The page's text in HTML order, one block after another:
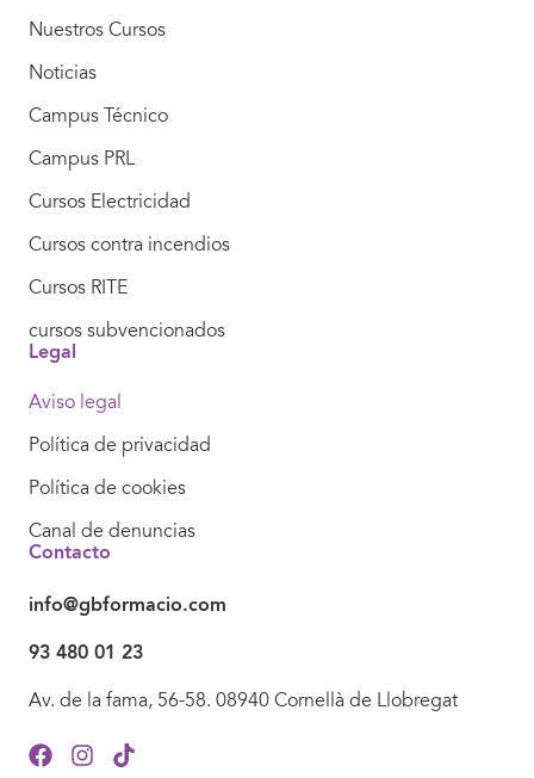
Nuestros Cursos
Noticias
Campus Técnico
Campus PRL
Cursos Electricidad
Cursos contra incendios
Cursos RITE
cursos subvencionados
Legal
Aviso legal
Política de privacidad
Política de cookies
Canal de denuncias
Contacto
info@gbformacio.com
93 480 01 23
Av. de la fama, 56-58. 08940 Cornellà de Llobregat